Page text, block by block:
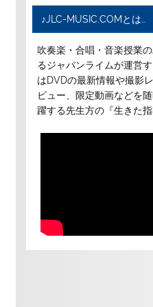
♪JLC-MUSIC.COMとは…
吹奏楽・合唱・音楽授業
るジャパンライムが運営
はDVDの最新情報や撮影
ビュー、限定動画などを
躍する先生方の『生きた